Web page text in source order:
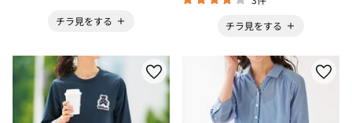
チラ見をする
チラ見をする